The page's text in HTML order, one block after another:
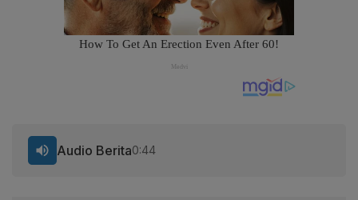
Audio Berita0:44